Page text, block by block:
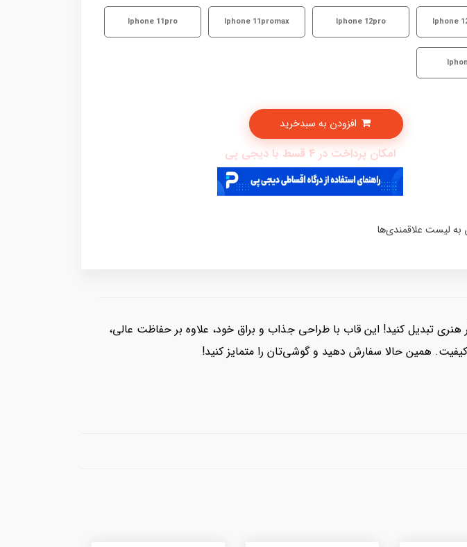
Iphone
Iphone 12pro
Iphone 11promax
Iphone 11pro
امکان پرداخت در 4 قسط با دیجی پی
تبدیل کنید! این قاب با طراحی جذاب و براق خود، علاوه بر حفاظت عالی،
همین حالا سفارش دهید و گوشی‌تان را متمایز کنید!